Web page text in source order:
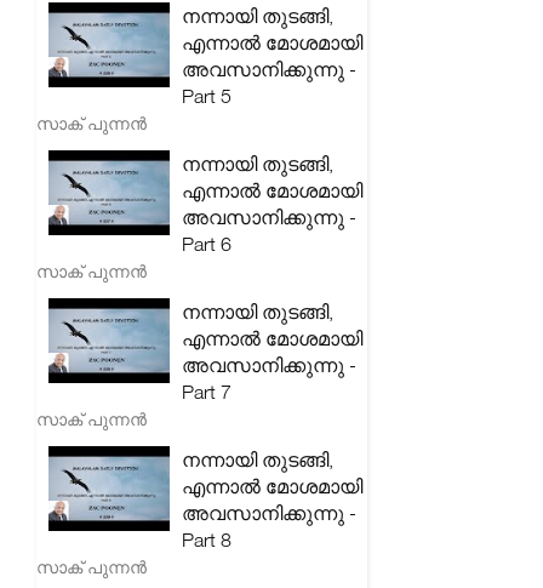
നന്നായി തുടങ്ങി,
എന്നാൽ മോശമായി
അവസാനിക്കുന്നു -
Part 5
സാക് പുന്നൻ
നന്നായി തുടങ്ങി,
എന്നാൽ മോശമായി
അവസാനിക്കുന്നു -
Part 6
സാക് പുന്നൻ
നന്നായി തുടങ്ങി,
എന്നാൽ മോശമായി
അവസാനിക്കുന്നു -
Part 7
സാക് പുന്നൻ
നന്നായി തുടങ്ങി,
എന്നാൽ മോശമായി
അവസാനിക്കുന്നു -
Part 8
സാക് പുന്നൻ